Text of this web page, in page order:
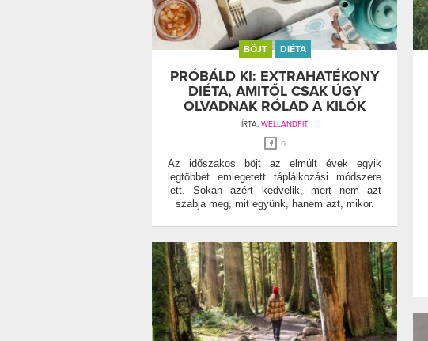
BÖJT DIÉTA
PRÓBÁLD KI: EXTRAHATÉKONY
DIÉTA, AMITŐL CSAK ÚGY
OLVADNAK RÓLAD A KILÓK
ÍRTA: WELLANDFIT
0
Az időszakos böjt az elmúlt évek egyik
legtöbbet emlegetett táplálkozási módszere
lett. Sokan azért kedvelik, mert nem azt
szabja meg, mit együnk, hanem azt, mikor.